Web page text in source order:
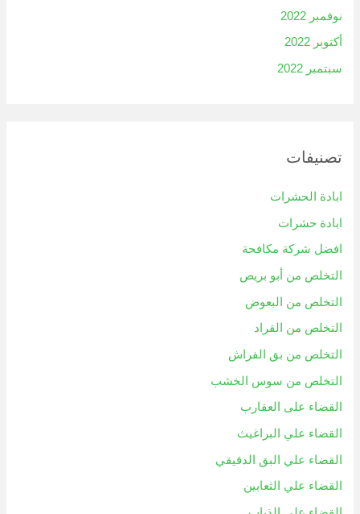
نوفمبر 2022
أكتوبر 2022
سبتمبر 2022
تصنيفات
ابادة الحشرات
ابادة حشرات
افضل شركة مكافحة
التخلص من أبو بريص
التخلص من البعوض
التخلص من القراد
التخلص من بق الفراش
التخلص من سوس الخشب
القضاء على العقارب
القضاء علي البراغيث
القضاء علي البق الدقيقي
القضاء علي الثعابين